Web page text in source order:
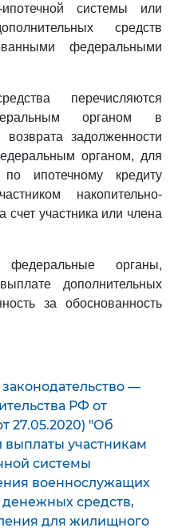
ипотечной системы или
средств
федеральными
перечисляются
органом в
задолженности
органом, для
по ипотечному кредиту
накопительно-
счет участника или члена
органы,
дополнительных
за обоснованность
—
РФ от
27.05.2020) "Об
участникам
системы
военнослужащих
средств,
для жилищного